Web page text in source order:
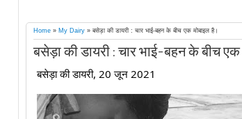
Home » My Dairy » बसेड़ा की डायरी : चार भाई-बहन के बीच एक मोबाइल है।
बसेड़ा की डायरी : चार भाई-बहन के बीच एक
बसेड़ा की डायरी, 20 जून 2021